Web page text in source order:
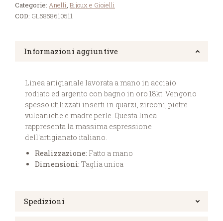
Categorie: Anelli, Bijoux e Gioielli
COD: GL5858610511
Informazioni aggiuntive
Linea artigianale lavorata a mano in acciaio
rodiato ed argento con bagno in oro 18kt. Vengono
spesso utilizzati inserti in quarzi, zirconi, pietre
vulcaniche e madre perle. Questa linea
rappresenta la massima espressione
dell'artigianato italiano.
Realizzazione: Fatto a mano
Dimensioni: Taglia unica
Spedizioni